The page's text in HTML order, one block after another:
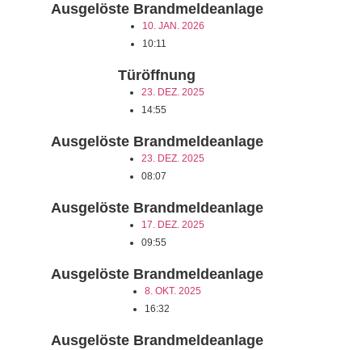
Ausgelöste Brandmeldeanlage
10. JAN. 2026
10:11
Türöffnung
23. DEZ. 2025
14:55
Ausgelöste Brandmeldeanlage
23. DEZ. 2025
08:07
Ausgelöste Brandmeldeanlage
17. DEZ. 2025
09:55
Ausgelöste Brandmeldeanlage
8. OKT. 2025
16:32
Ausgelöste Brandmeldeanlage